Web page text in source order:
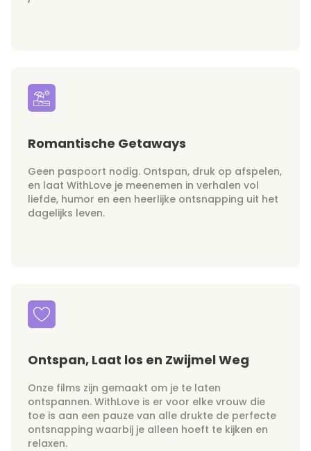
Romantische Getaways
Geen paspoort nodig. Ontspan, druk op afspelen,
en laat WithLove je meenemen in verhalen vol
liefde, humor en een heerlijke ontsnapping uit het
dagelijks leven.
Ontspan, Laat los en Zwijmel Weg
Onze films zijn gemaakt om je te laten
ontspannen. WithLove is er voor elke vrouw die
toe is aan een pauze van alle drukte de perfecte
ontsnapping waarbij je alleen hoeft te kijken en
relaxen.